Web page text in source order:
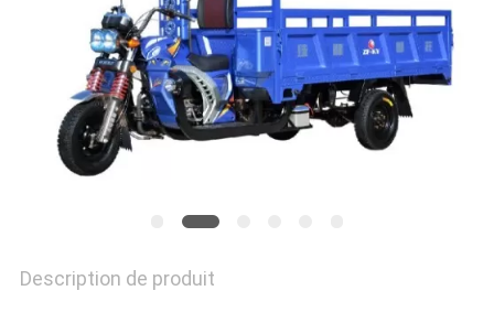
SITE
Description de produit